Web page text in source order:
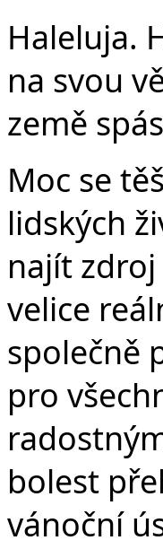
Haleluja.
na svou
země
Moc se
lidských
najít
velice
společně
pro
bolest
vánoční